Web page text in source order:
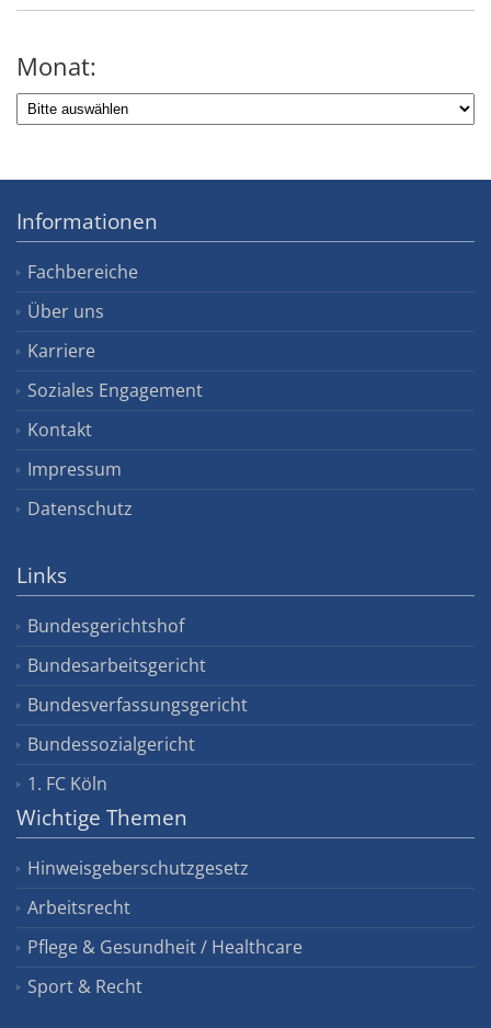
Monat:
Informationen
Fachbereiche
Über uns
Karriere
Soziales Engagement
Kontakt
Impressum
Datenschutz
Links
Bundesgerichtshof
Bundesarbeitsgericht
Bundesverfassungsgericht
Bundessozialgericht
1. FC Köln
Wichtige Themen
Hinweisgeberschutzgesetz
Arbeitsrecht
Pflege & Gesundheit / Healthcare
Sport & Recht